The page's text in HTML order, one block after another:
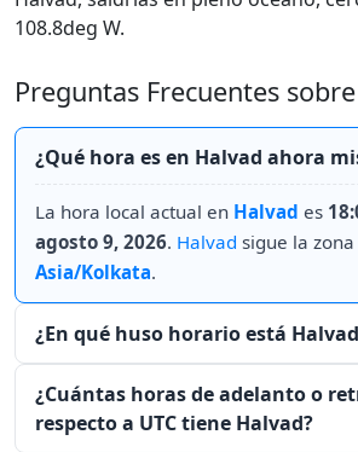
108.8deg W.
Preguntas Frecuentes
¿Qué hora es en Halvad ahora
La hora local actual en Halvad es
agosto 9, 2026. Halvad sigue la
Asia/Kolkata.
¿En qué huso horario está
¿Cuántas horas de adelanto o
respecto a UTC tiene Halvad?